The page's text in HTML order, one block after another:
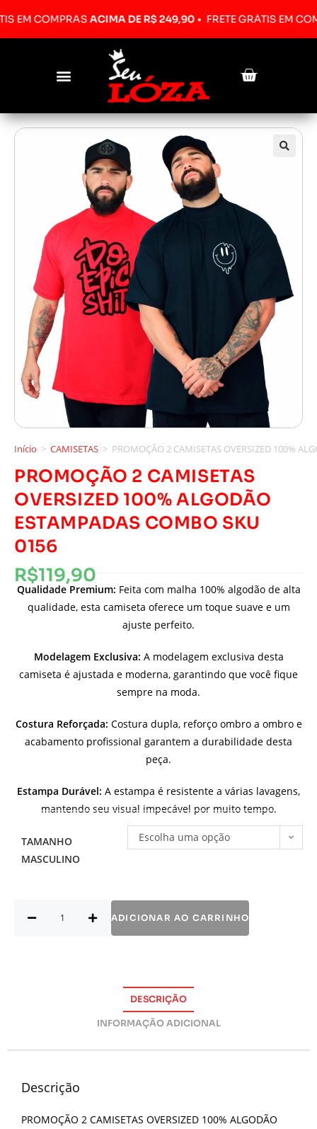
COMPRASACIMA DE R$ 249,90• FRETE GRÁTIS EM
Início > CAMISETAS > PROMOÇÃO 2 CAMISETAS OVERSIZED 100%
PROMOÇÃO 2 CAMISETAS
OVERSIZED 100% ALGODÃO
ESTAMPADAS COMBO SKU
0156
R$119,90
Qualidade Premium: Feita com malha 100% algodão de alta
qualidade, esta camiseta oferece um toque suave e um
ajuste perfeito.
Modelagem Exclusiva: A modelagem exclusiva desta
camiseta é ajustada e moderna, garantindo que você fique
sempre na moda.
Costura Reforçada: Costura dupla, reforço ombro a ombro e
acabamento profissional garantem a durabilidade desta
peça.
Estampa Durável: A estampa é resistente a várias lavagens,
mantendo seu visual impecável por muito tempo.
TAMANHO
MASCULINO
Escolha uma opção
ADICIONAR AO CARRINHO
DESCRIÇÃO
INFORMAÇÃO ADICIONAL
Descrição
PROMOÇÃO 2 CAMISETAS OVERSIZED 100% ALGODÃO